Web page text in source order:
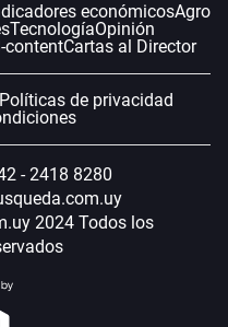
económicosAgro
TecnologíaOpinión
contentCartas al Director
Políticas de privacidad
- 2418 8280
2024 Todos los